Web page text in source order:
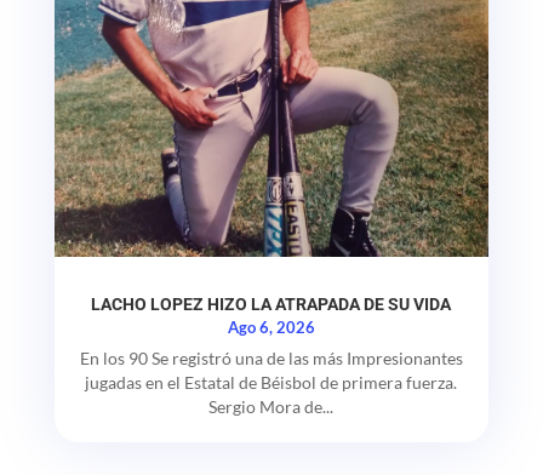
LACHO LOPEZ HIZO LA ATRAPADA DE SU VIDA
Ago 6, 2026
En los 90 Se registró una de las más Impresionantes
jugadas en el Estatal de Béisbol de primera fuerza.
Sergio Mora de...